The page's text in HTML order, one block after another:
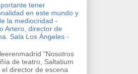
tener
en este mundo y
la mediocridad -
Artero, director de
Sala Los Ángeles -
"Nosotros
de teatro, Saltatium
director de escena